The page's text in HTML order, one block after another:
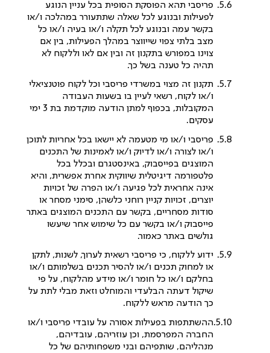
פריסבי תהא הפוסקת הסופית בכל עניין הנוגע
לפעילות ובנוגע לכל שאלה שתתעורר במהלכה ו/או
בקשר עמה ובנוגע לכל תקלה ו/או בעיה ו/או כל
מצב בלתי צפוי שייווצר במהלך הפעילות, בין אם
צוינו במפורש בתקנון זה ובין אם לאו וללקוח לא
תהיה כל טענה בשל כך.
תקנון זה מצוי במשרדי פריסבי וכל לקוח פוטנציאלי
ו/או לקוח, רשאי לעיין בו בשעות העבודה
המקובלות, בכפוף למתן הודעה מוקדמת בת 3 ימי
עסקים.
פריסבי ו/או מי מטעמה לא יישאו בכל אחריות לתוכן
ו/או לצורה ו/או לדיוק ו/או לאמינות של התכנים
המוצגים בפייסבוק, באינסטגרם ובכלל בכל
פלטפורמה דיגיטלית שיווקית אחרת אפשרית, והיא
אינה אחראית לכל פגיעה ו/או הפרה של זכויות
יוצרים, זכויות קניין רוחני כלשהן, סימני מסחר או
סודות מסחריים, בקשר עם התכנים המוצגים באתר
פייסבוק ו/או בקשר עם כל שימוש אחר שיעשו
גולשים באתר כאמור.
ידוע ללקוח, כי פריסבי רשאית לערוך, לשנות, לתקן
או למחוק תכנים ו/או להסיר תכנים בשלמותם ו/או
בחלקם ו/או כל חומר ו/או מידע מהלקוח, על פי
שיקול דעתה הבלעדי והמוחלט וזאת מבלי לתת על
כך הודעה מראש ללקוח.
ההשתתפות בפעילות אסורה על עובדי פריסבי ו/או
החברה המפרסמת, וכן עוזריהם, עובדיהם,
מנהליהם, שותפיהם ובני משפחותיהם של כל